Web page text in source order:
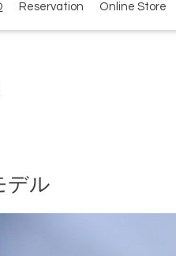
Reservation Online Store
デル